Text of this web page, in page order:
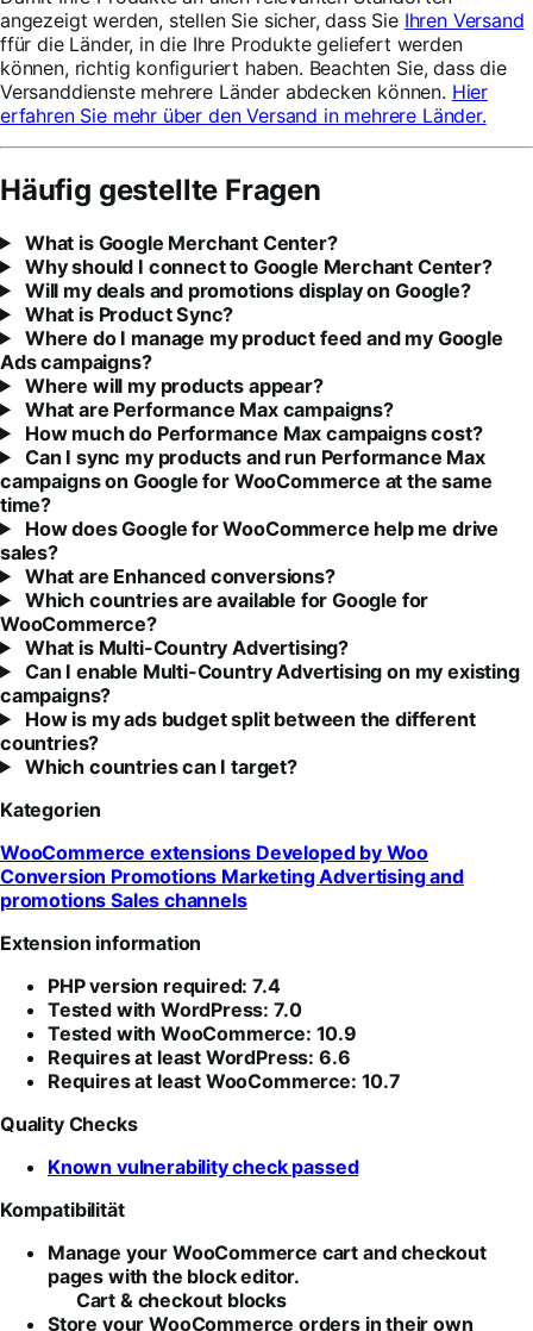
angezeigt werden, stellen Sie sicher, dass Sie Ihren Versand
ffür die Länder, in die Ihre Produkte geliefert werden
können, richtig konfiguriert haben. Beachten Sie, dass die
Versanddienste mehrere Länder abdecken können. Hier
erfahren Sie mehr über den Versand in mehrere Länder.
Häufig gestellte Fragen
What is Google Merchant Center?
Why should I connect to Google Merchant Center?
Will my deals and promotions display on Google?
What is Product Sync?
Where do I manage my product feed and my Google
Ads campaigns?
Where will my products appear?
What are Performance Max campaigns?
How much do Performance Max campaigns cost?
Can I sync my products and run Performance Max
campaigns on Google for WooCommerce at the same
time?
How does Google for WooCommerce help me drive
sales?
What are Enhanced conversions?
Which countries are available for Google for
WooCommerce?
What is Multi-Country Advertising?
Can I enable Multi-Country Advertising on my existing
campaigns?
How is my ads budget split between the different
countries?
Which countries can I target?
Kategorien
WooCommerce extensions Developed by Woo
Conversion Promotions MarketingAdvertising and
promotionsSales channels
Extension information
PHP version required: 7.4
Tested with WordPress: 7.0
Tested with WooCommerce: 10.9
Requires at least WordPress: 6.6
Requires at least WooCommerce: 10.7
Quality Checks
Known vulnerability check passed
Kompatibilität
Manage your WooCommerce cart and checkout
pages with the block editor.
Cart & checkout blocks
Store your WooCommerce orders in their own